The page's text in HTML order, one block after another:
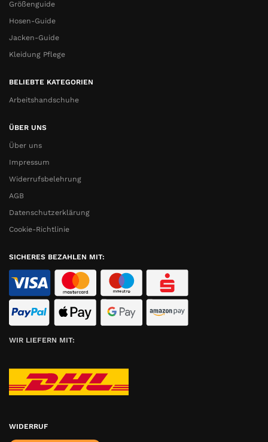
Größenguide
Hosen-Guide
Jacken-Guide
Kleidung Pflege
BELIEBTE KATEGORIEN
Arbeitshandschuhe
ÜBER UNS
Über uns
Impressum
Widerrufsbelehrung
AGB
Datenschutzerklärung
Cookie-Richtlinie
SICHERES BEZAHLEN MIT:
WIR LIEFERN MIT:
WIDERRUF